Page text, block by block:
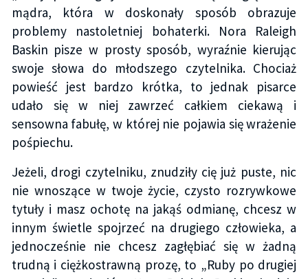
mądra, która w doskonały sposób obrazuje
problemy nastoletniej bohaterki. Nora Raleigh
Baskin pisze w prosty sposób, wyraźnie kierując
swoje słowa do młodszego czytelnika. Chociaż
powieść jest bardzo krótka, to jednak pisarce
udało się w niej zawrzeć całkiem ciekawą i
sensowna fabułę, w której nie pojawia się wrażenie
pośpiechu.
Jeżeli, drogi czytelniku, znudziły cię już puste, nic
nie wnoszące w twoje życie, czysto rozrywkowe
tytuły i masz ochotę na jakąś odmianę, chcesz w
innym świetle spojrzeć na drugiego człowieka, a
jednocześnie nie chcesz zagłębiać się w żadną
trudną i ciężkostrawną prozę, to „Ruby po drugiej